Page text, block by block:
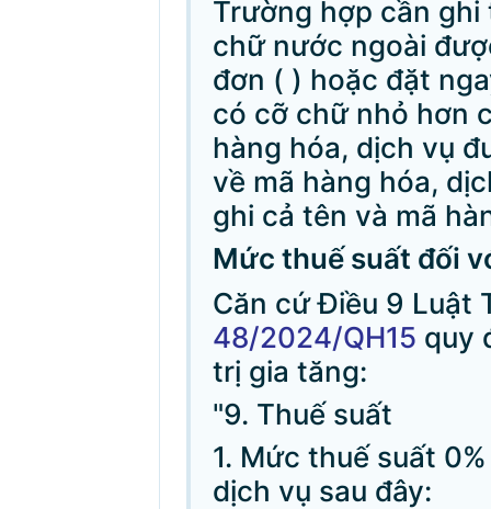
Trường hợp cần
chữ nước ngoài
đơn ( ) hoặc đặt
có cỡ chữ nhỏ hơn
hàng hóa, dịch vụ
về mã hàng hóa,
ghi cả tên và mã
Mức thuế suất đối
Căn cứ Điều 9 Luật
48/2024/QH15 quy
trị gia tăng:
"9. Thuế suất
1. Mức thuế suất
dịch vụ sau đây: